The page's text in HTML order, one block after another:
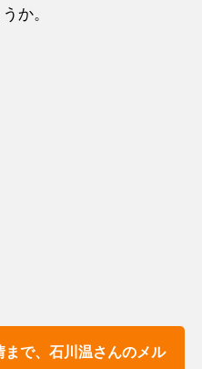
か。
まで、石川温さんのメル